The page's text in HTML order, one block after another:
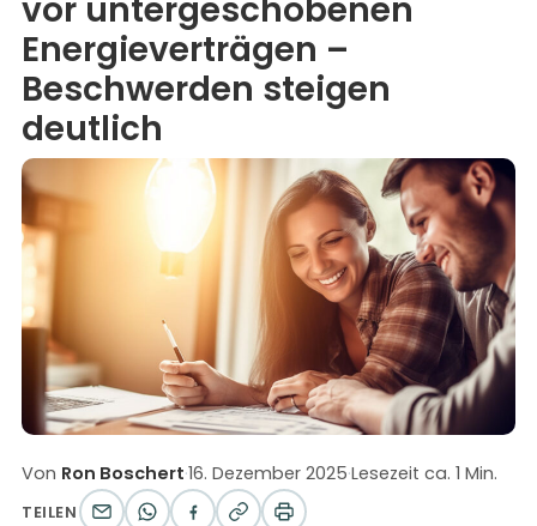
vor untergeschobenen
Energieverträgen –
Beschwerden steigen
deutlich
Von Ron Boschert·16. Dezember 2025·Lesezeit ca. 1 Min.
TEILEN